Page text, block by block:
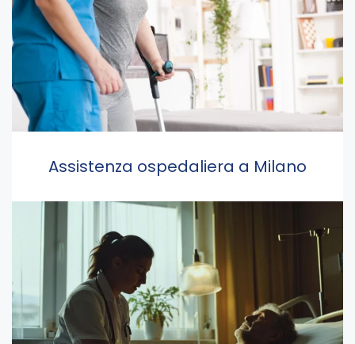
Assistenza ospedaliera a Milano